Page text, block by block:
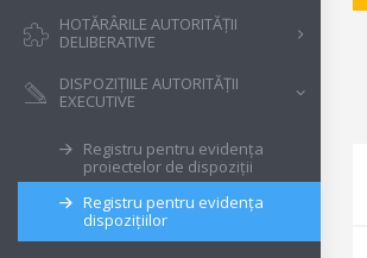
HOTĂRÂRILE AUTORITĂȚII
DELIBERATIVE
DISPOZIȚIILE AUTORITĂȚII
EXECUTIVE
Registru pentru evidența
proiectelor de dispoziții
Registru pentru evidența
dispozițiilor